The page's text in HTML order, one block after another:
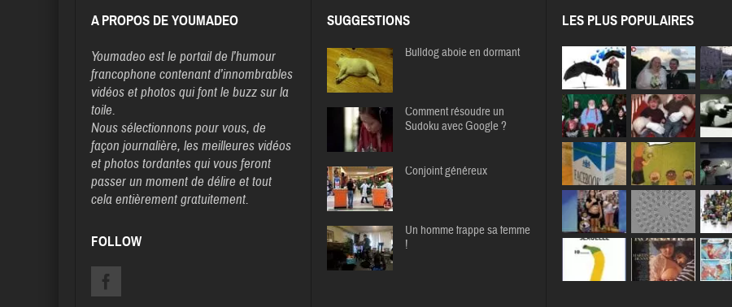
A PROPOS DE YOUMADEO
Youmadeo est le portail de l’humour
francophone contenant d’innombrables
vidéos et photos qui font le buzz sur la
toile.
Nous sélectionnons pour vous, de
façon journalière, les meilleures vidéos
et photos tordantes qui vous feront
passer un moment de délire et tout
cela entièrement gratuitement.
FOLLOW
SUGGESTIONS
Bulldog aboie en dormant
Comment résoudre un
Sudoku avec Google ?
Conjoint généreux
Un homme frappe sa femme
!
LES PLUS POPULAIRES